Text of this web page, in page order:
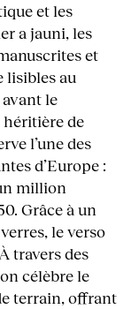
et les
a jauni, les
et
lisibles au
le
héritière de
l’une des
d’Europe :
million
Grâce à un
le verso
travers des
célèbre le
terrain, offrant